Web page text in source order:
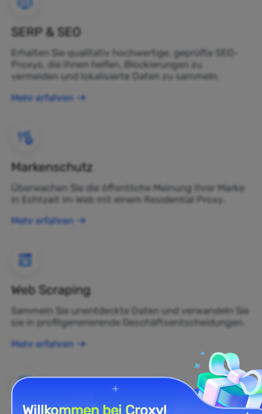
SERP & SEO
Erhalten Sie qualitativ hochwertige, geprüfte SEO-
Proxys, die Ihnen helfen, Blockierungen zu
vermeiden und lokalisierte Daten zu sammeln.
Mehr erfahren
Markenschutz
Überwachen Sie die öffentliche Meinung Ihrer Marke
in Echtzeit im Web mit einem Residential Proxy.
Mehr erfahren
Web Scraping
Sammeln Sie unentdeckte Daten und verwandeln Sie
sie in profitgenerierende Geschäftsentscheidungen.
Mehr erfahren
Willkommen bei Croxy!